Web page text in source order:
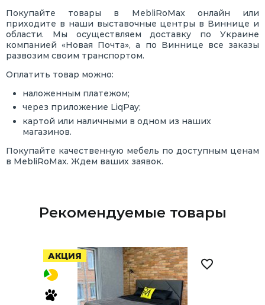
Покупайте товары в MebliRoMax онлайн или
приходите в наши выставочные центры в Виннице и
области. Мы осуществляем доставку по Украине
компанией «Новая Почта», а по Виннице все заказы
развозим своим транспортом.
Оплатить товар можно:
наложенным платежом;
через приложение LiqPay;
картой или наличными в одном из наших
магазинов.
Покупайте качественную мебель по доступным ценам
в MebliRoMax. Ждем ваших заявок.
Рекомендуемые товары
АКЦИЯ